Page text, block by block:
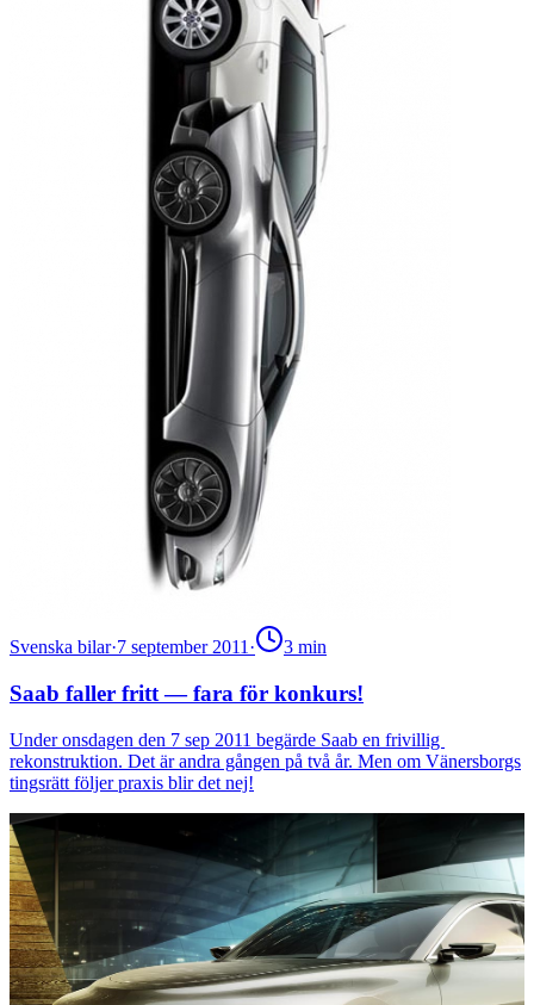
Svenska bilar·7 september 2011 · 3 min
Saab faller fritt — fara för konkurs!
Under onsdagen den 7 sep 2011 begärde Saab en frivillig
rekonstruktion. Det är andra gången på två år. Men om Vänersborgs
tingsrätt följer praxis blir det nej!